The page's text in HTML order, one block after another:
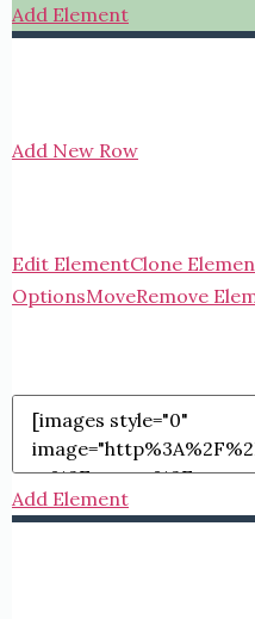
Add Element
Add New Row
Edit ElementClone
OptionsMoveRemove
Add Element